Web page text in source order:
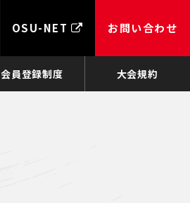
OSU-NET お問い合わせ
会員登録制度 大会規約